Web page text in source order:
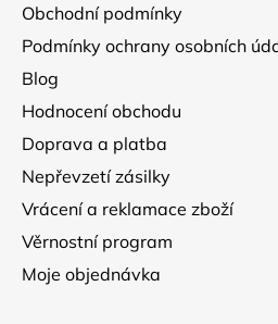
Obchodní podmínky
Podmínky ochrany osobních
Blog
Hodnocení obchodu
Doprava a platba
Nepřevzetí zásilky
Vrácení a reklamace zboží
Věrnostní program
Moje objednávka